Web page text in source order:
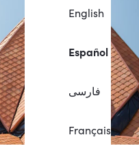
English
Español
فارسی
Français